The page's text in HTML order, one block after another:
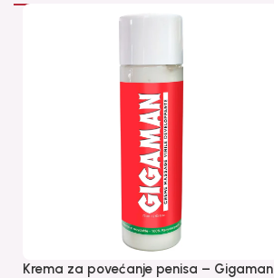
Krema za povećanje penisa – Gigaman